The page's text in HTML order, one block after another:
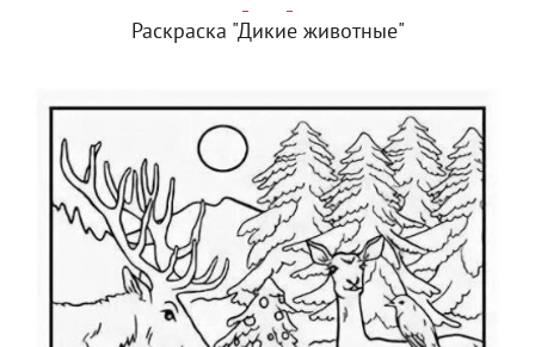
Раскраска "Дикие животные"